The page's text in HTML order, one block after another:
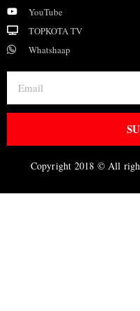
YouTube
TOPKOTA TV
Whatshaap
Copyright 2018 © All